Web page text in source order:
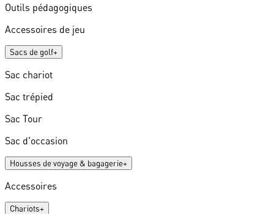
Outils pédagogiques
Accessoires de jeu
Sacs de golf+
Sac chariot
Sac trépied
Sac Tour
Sac d'occasion
Housses de voyage & bagagerie+
Accessoires
Chariots+